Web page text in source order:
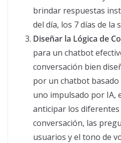
brindar respuestas
del día, los 7 días de la
Diseñar la Lógica de
para un chatbot
conversación bien
por un chatbot
uno impulsado por IA,
anticipar los diferentes
conversación, las
usuarios y el tono de